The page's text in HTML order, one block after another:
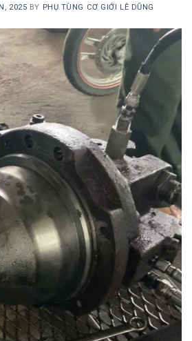
2025 BY PHỤ TÙNG CƠ GIỚI LÊ DŨNG